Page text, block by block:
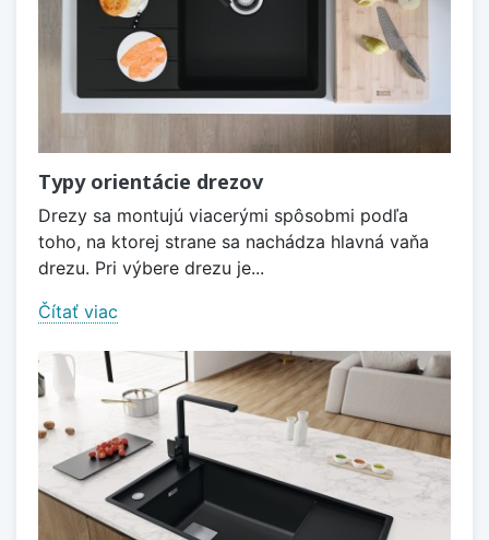
Typy orientácie drezov
Drezy sa montujú viacerými spôsobmi podľa
toho, na ktorej strane sa nachádza hlavná vaňa
drezu. Pri výbere drezu je...
Čítať viac